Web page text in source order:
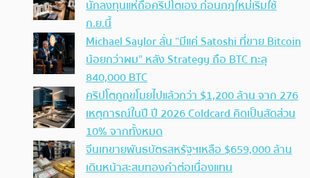
นักลงทุนแห่ถือคริปโตเอง ก่อนกฎใหม่เริ่มใช้
ก.ย.นี้
Michael Saylor ลั่น “มีแค่ Satoshi ที่ขาย Bitcoin
น้อยกว่าผม” หลัง Strategy ถือ BTC ทะลุ
840,000 BTC
คริปโตถูกขโมยไปแล้วกว่า $1,200 ล้าน จาก 276
เหตุการณ์ในปี ปี 2026 Coldcard คิดเป็นสัดส่วน
10% จากทั้งหมด
จีนเทขายพันธบัตรสหรัฐฯเหลือ $659,000 ล้าน
เดินหน้าสะสมทองคำต่อเนื่องแทน